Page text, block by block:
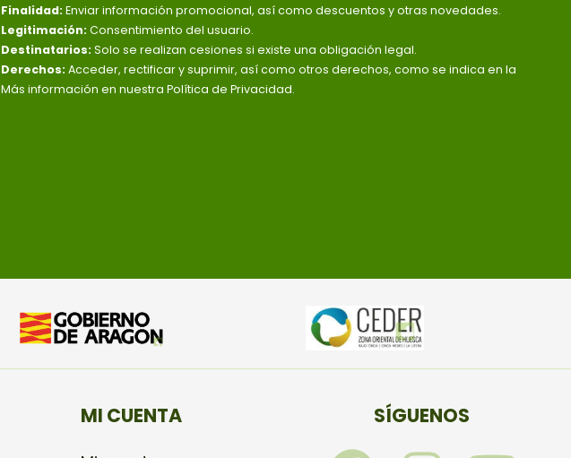
Finalidad: Enviar información promocional, así como descuentos y otras novedades.
Legitimación: Consentimiento del usuario.
Destinatarios: Solo se realizan cesiones si existe una obligación legal.
Derechos: Acceder, rectificar y suprimir, así como otros derechos, como se indica en la
Más información en nuestra Política de Privacidad.
MI CUENTA SÍGUENOS